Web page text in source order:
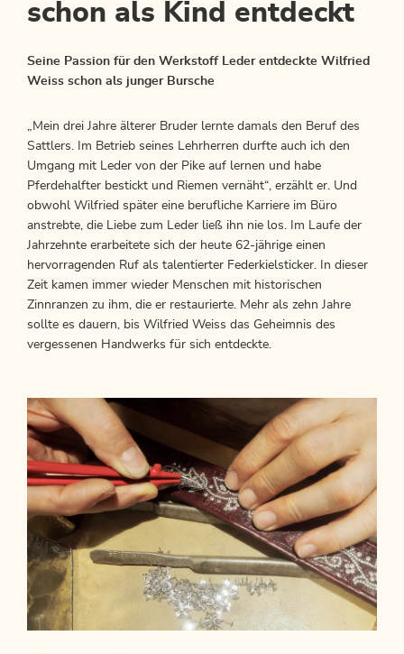
schon als Kind entdeckt
Seine Passion für den Werkstoff Leder entdeckte Wilfried
Weiss schon als junger Bursche
„Mein drei Jahre älterer Bruder lernte damals den Beruf des
Sattlers. Im Betrieb seines Lehrherren durfte auch ich den
Umgang mit Leder von der Pike auf lernen und habe
Pferdehalfter bestickt und Riemen vernäht“, erzählt er. Und
obwohl Wilfried später eine berufliche Karriere im Büro
anstrebte, die Liebe zum Leder ließ ihn nie los. Im Laufe der
Jahrzehnte erarbeitete sich der heute 62-jährige einen
hervorragenden Ruf als talentierter Federkielsticker. In dieser
Zeit kamen immer wieder Menschen mit historischen
Zinnranzen zu ihm, die er restaurierte. Mehr als zehn Jahre
sollte es dauern, bis Wilfried Weiss das Geheimnis des
vergessenen Handwerks für sich entdeckte.